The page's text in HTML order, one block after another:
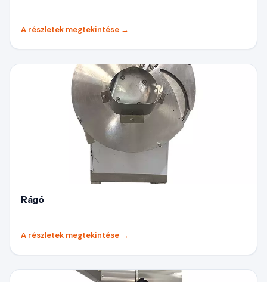
A részletek megtekintése →
Rágó
A részletek megtekintése →